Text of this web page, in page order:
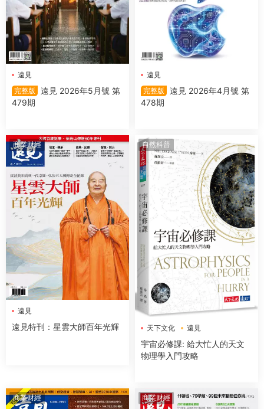
遠見
完整版
遠見 2026年5月號 第
479期
遠見
完整版
遠見 2026年4月號 第
478期
商業财經
遠見
遠見特刊：星雲大師百年光輝
自然科普
天下文化 遠見
宇宙必修課: 給大忙人的天文
物理學入門攻略
商業财經 商業财經